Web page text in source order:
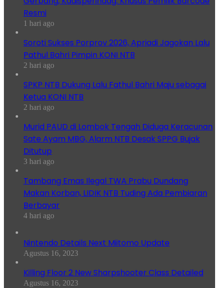
Resmi
1 hari ago
Soroti Sukses Porprov 2026, Apriadi Jagokan Lalu
Pathul Bahri Pimpin KONI NTB
2 hari ago
SPKP NTB Dukung Lalu Fathul Bahri Maju sebagai
Ketua KONI NTB
2 hari ago
Murid PAUD di Lombok Tengah Diduga Keracunan
Sate Ayam MBG, Alarm NTB Desak SPPG Bujak
Ditutup
3 hari ago
Tambang Emas Ilegal TWA Prabu Dundang
Makan Korban, LIDIK NTB Tuding Ada Pembiaran
Berbayar
4 hari ago
Nintendo Details Next Miitomo Update
Agustus 16, 2023
Killing Floor 2 New Sharpshooter Class Detailed
Agustus 16, 2023